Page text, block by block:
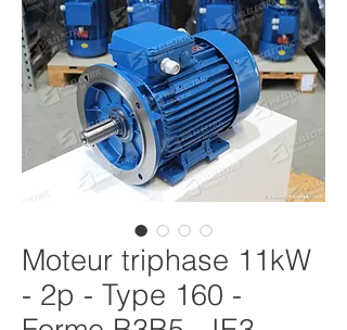
Moteur triphase 11kW
- 2p - Type 160 -